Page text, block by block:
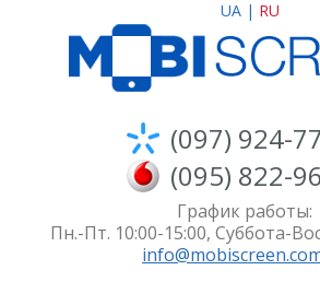
UA | RU
(097) 924-
(095) 822-
График работы:
Пн.-Пт. 10:00-15:00, Суббота-